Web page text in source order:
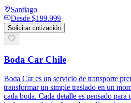
Santiago
Desde $199.999
Solicitar cotización
Boda Car Chile
Boda Car es un servicio de transporte
transformar un simple traslado en un
cada boda. Cada detalle es pensado